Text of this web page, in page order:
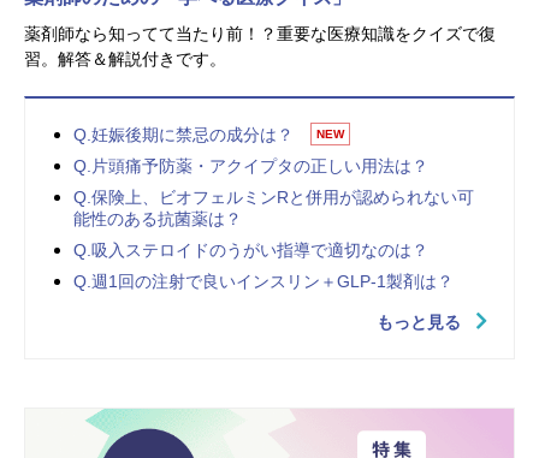
薬剤師なら知ってて当たり前！？重要な医療知識をクイズで復
習。解答＆解説付きです。
Q.妊娠後期に禁忌の成分は？ NEW
Q.片頭痛予防薬・アクイプタの正しい用法は？
Q.保険上、ビオフェルミンRと併用が認められない可
能性のある抗菌薬は？
Q.吸入ステロイドのうがい指導で適切なのは？
Q.週1回の注射で良いインスリン＋GLP-1製剤は？
もっと見る